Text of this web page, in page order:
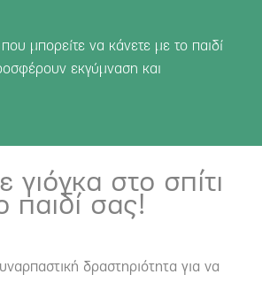
μπορείτε να κάνετε με το παιδί
εκγύμναση και
γιόγκα στο σπίτι
παιδί σας!
δραστηριότητα για να